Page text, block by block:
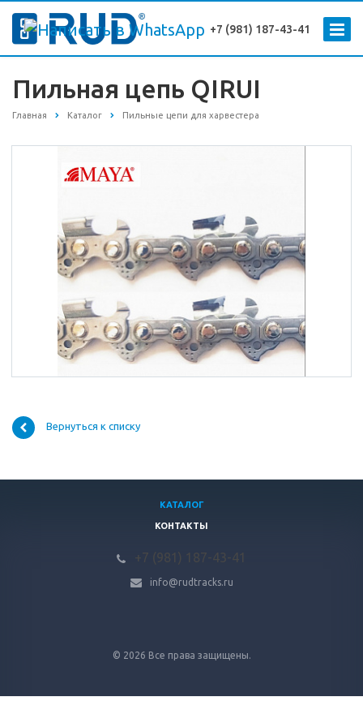
+7 (981) 187-43-41
Пильная цепь QIRUI
Главная Каталог Пильные цепи для харвестера
Вернуться к списку
КАТАЛОГ
КОНТАКТЫ
+7 (981) 187-43-41
info@rudtracks.ru
© 2026 Все права защищены.